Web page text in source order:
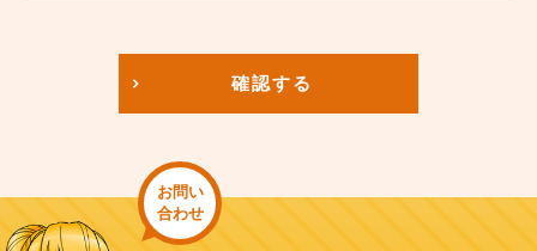
確認する
お問い
合わせ